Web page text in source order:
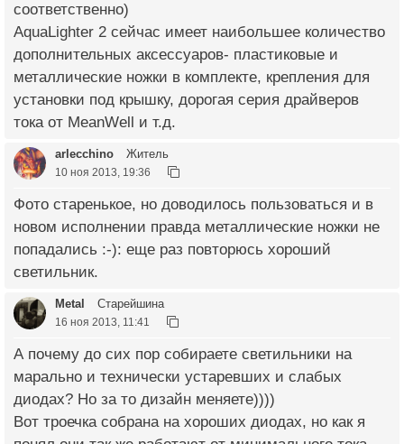
соответственно)
AquaLighter 2 сейчас имеет наибольшее количество
дополнительных аксессуаров- пластиковые и
металлические ножки в комплекте, крепления для
установки под крышку, дорогая серия драйверов
тока от MeanWell и т.д.
arlecchino Житель
10 ноя 2013, 19:36
Фото старенькое, но доводилось пользоваться и в
новом исполнении правда металлические ножки не
попадались :-): еще раз повторюсь хороший
светильник.
Metal Старейшина
16 ноя 2013, 11:41
А почему до сих пор собираете светильники на
марально и технически устаревших и слабых
диодах? Но за то дизайн меняете))))
Вот троечка собрана на хороших диодах, но как я